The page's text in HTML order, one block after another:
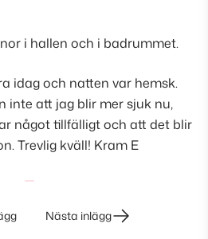
i hallen och i badrummet.
idag och natten var hemsk.
inte att jag blir mer sjuk nu,
något tillfälligt och att det blir
Trevlig kväll! Kram E
Nästa inlägg